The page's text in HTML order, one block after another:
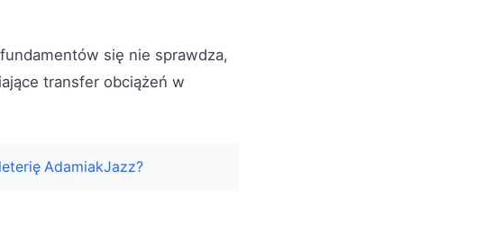
się nie sprawdza,
transfer obciążeń w
AdamiakJazz?